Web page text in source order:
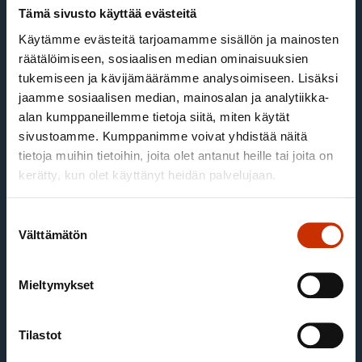
Tämä sivusto käyttää evästeitä
Käytämme evästeitä tarjoamamme sisällön ja mainosten
räätälöimiseen, sosiaalisen median ominaisuuksien
tukemiseen ja kävijämäärämme analysoimiseen. Lisäksi
jaamme sosiaalisen median, mainosalan ja analytiikka-
alan kumppaneillemme tietoja siitä, miten käytät
sivustoamme. Kumppanimme voivat yhdistää näitä
tietoja muihin tietoihin, joita olet antanut heille tai joita on
kerätty, kun olet käyttänyt heidän palvelujaan.
valinta
Välttämätön
Mieltymykset
Tilastot
Satu Holm (30 v.)
Tulliylitarkastaja ja talousrikostutkija,
työskennellyt Tullissa vuodesta 2019 lähtien.